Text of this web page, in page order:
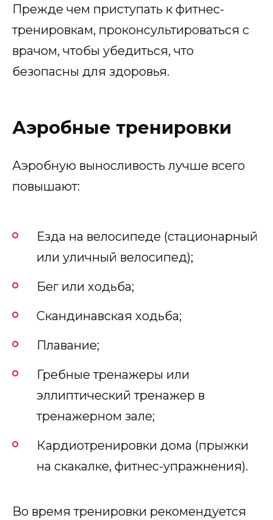
Прежде чем приступать к фитнес-
тренировкам, проконсультироваться с
врачом, чтобы убедиться, что
безопасны для здоровья.
Аэробные тренировки
Аэробную выносливость лучше всего
повышают:
Езда на велосипеде (стационарный
или уличный велосипед);
Бег или ходьба;
Скандинавская ходьба;
Плавание;
Гребные тренажеры или
эллиптический тренажер в
тренажерном зале;
Кардиотренировки дома (прыжки
на скакалке, фитнес-упражнения).
Во время тренировки рекомендуется